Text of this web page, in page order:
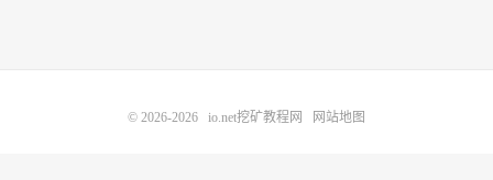
© 2026-2026 io.net挖矿教程网 网站地图